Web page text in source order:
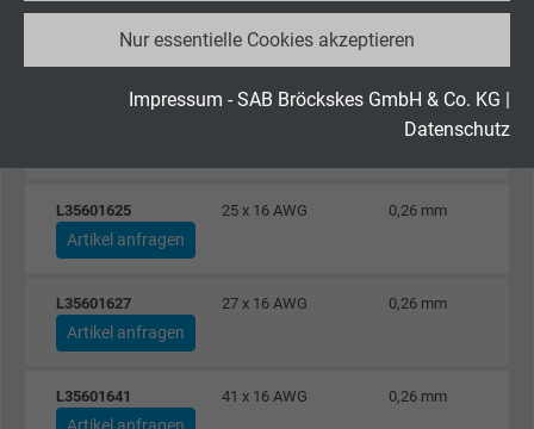
Google LLC
2 Jahre
Besucher die Website nutzt.
Anbieter Google LLC
Laufzeit
Nur essentielle Cookies akzeptieren
Impressum - SAB Bröckskes GmbH & Co. KG |
Datenschutz
L35601625 25 x 16 AWG 0,26 mm
Artikel anfragen
L35601627 27 x 16 AWG 0,26 mm
Artikel anfragen
L35601641 41 x 16 AWG 0,26 mm
Artikel anfragen